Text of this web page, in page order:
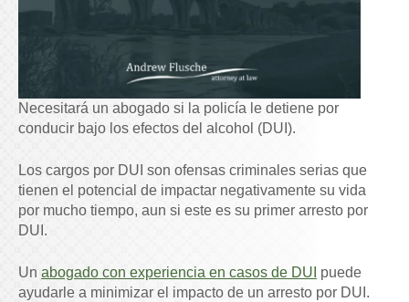
Necesitará un abogado si la policía le detiene por
conducir bajo los efectos del alcohol (DUI).
Los cargos por DUI son ofensas criminales serias que
tienen el potencial de impactar negativamente su vida
por mucho tiempo, aun si este es su primer arresto por
DUI.
Un abogado con experiencia en casos de DUI puede
ayudarle a minimizar el impacto de un arresto por DUI.